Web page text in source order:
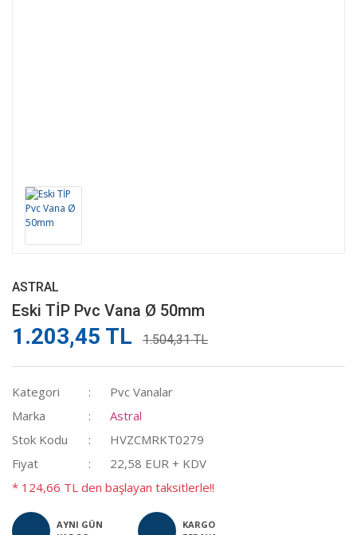
ASTRAL
Eski TİP Pvc Vana Ø 50mm
1.203,45 TL 1.504,31 TL
Kategori
Pvc Vanalar
Marka
Astral
Stok Kodu
HVZCMRKT0279
Fiyat
22,58 EUR + KDV
* 124,66 TL den başlayan taksitlerle!!
AYNI GÜN
KARGO